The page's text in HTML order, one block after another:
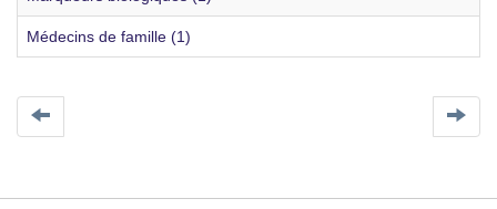
Médecins de famille (1)